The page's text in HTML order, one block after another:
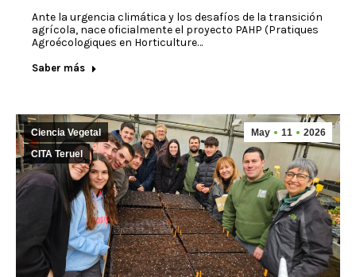
​Ante la urgencia climática y los desafíos de la transición
agrícola, nace oficialmente el proyecto PAHP (Pratiques
Agroécologiques en Horticulture…
Saber más
May 11 2026
Ciencia Vegetal
CITA Teruel